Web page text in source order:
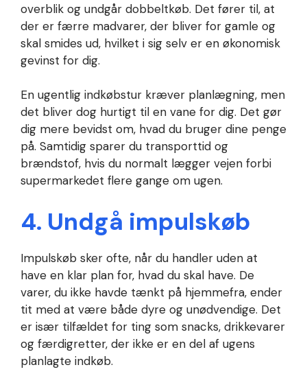
overblik og undgår dobbeltkøb. Det fører til, at
der er færre madvarer, der bliver for gamle og
skal smides ud, hvilket i sig selv er en økonomisk
gevinst for dig.
En ugentlig indkøbstur kræver planlægning, men
det bliver dog hurtigt til en vane for dig. Det gør
dig mere bevidst om, hvad du bruger dine penge
på. Samtidig sparer du transporttid og
brændstof, hvis du normalt lægger vejen forbi
supermarkedet flere gange om ugen.
4. Undgå impulskøb
Impulskøb sker ofte, når du handler uden at
have en klar plan for, hvad du skal have. De
varer, du ikke havde tænkt på hjemmefra, ender
tit med at være både dyre og unødvendige. Det
er især tilfældet for ting som snacks, drikkevarer
og færdigretter, der ikke er en del af ugens
planlagte indkøb.